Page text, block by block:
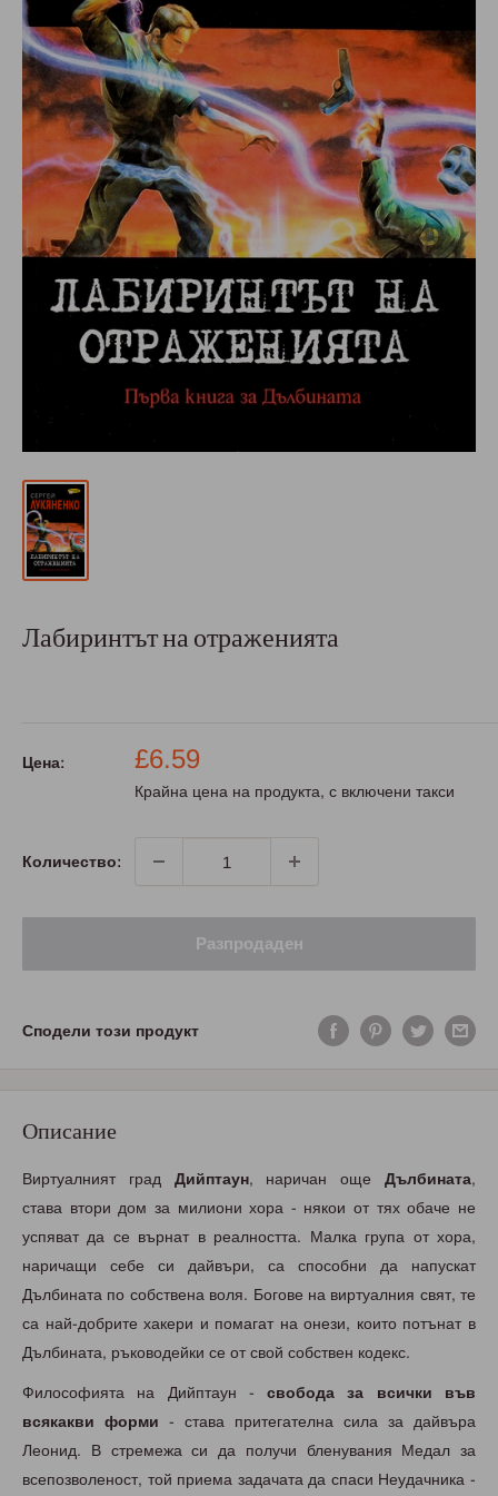
Лабиринтът на отраженията
Цена:
Промо
цена
£6.59
Крайна цена на продукта, с включени такси
Количество:
Разпродаден
Сподели този продукт
Описание
Виртуалният град Дийптаун, наричан ощеДълбината,
става втори дом за милиони хора - някои от тях обаче не
успяват да се върнат в реалността. Малка група от хора,
наричащи себе си дайвъри, са способни да напускат
Дълбината по собствена воля. Богове на виртуалния свят, те
са най-добрите хакери и помагат на онези, които потънат в
Дълбината, ръководейки се от свой собствен кодекс.
Философията на Дийптаун -свобода за всички във
всякакви форми - става притегателна сила за дайвъра
Леонид. В стремежа си да получи бленувания Медал за
всепозволеност, той приема задачата да спаси Неудачника -